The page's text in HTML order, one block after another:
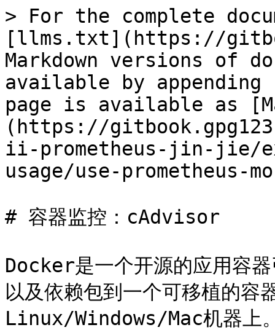
> For the complete
[llms.txt](https://
Markdown versions of
available by
page is available as
(https://
ii-prometheus-jin-jie/
usage/use-prometheus-
# 容器监控：cAdvisor
Docker是一个开源的应用容
以及依赖包到一个可移植的容
Linux/Windows/Mac机器上